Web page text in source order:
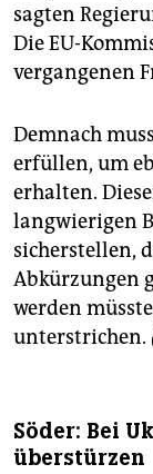
sagten
Die EU-
vergangenen
Demnach
erfüllen, um
erhalten.
langwierigen
sicherstellen,
Abkürzungen
werden
unterstrichen.
Söder: Bei
überstürzen